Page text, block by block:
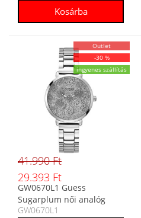
Outlet
-30 %
ingyenes szállítás
41.990 Ft
29.393 Ft
GW0670L1 Guess
Sugarplum női analóg
karóra
GW0670L1